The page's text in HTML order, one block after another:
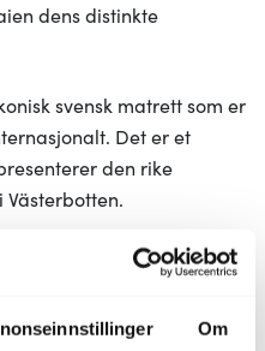
Om
dens distinkte
svensk matrett som er
Det er et
den rike